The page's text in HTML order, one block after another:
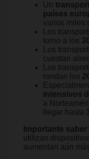
Un
países
varios miles
Los
torno a los
Los
cuestan
Los
rondan los
intensivos
a
llegar hasta
Importante saber:
utilizan
aumentan aún